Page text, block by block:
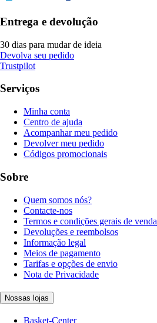
Entrega e devolução
30 dias para mudar de ideia
Devolva seu pedido
Trustpilot
Serviços
Minha conta
Centro de ajuda
Acompanhar meu pedido
Devolver meu pedido
Códigos promocionais
Sobre
Quem somos nós?
Contacte-nos
Termos e condições gerais de venda
Devoluções e reembolsos
Informação legal
Meios de pagamento
Tarifas e opções de envio
Nota de Privacidade
Nossas lojas
Basket-Center